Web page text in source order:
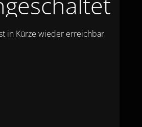
in Kürze wieder erreichbar